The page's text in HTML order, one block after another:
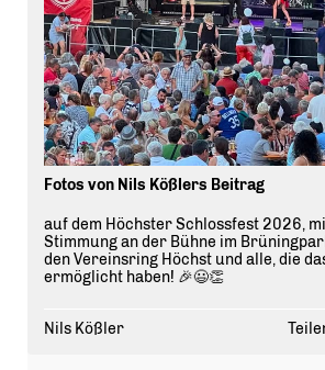
Fotos von Nils Kößlers Beitrag
auf dem Höchster Schlossfest 2026,
Stimmung an der Bühne im
den Vereinsring Höchst und alle, die
ermöglicht haben! 🎉😃👏
Nils Kößler